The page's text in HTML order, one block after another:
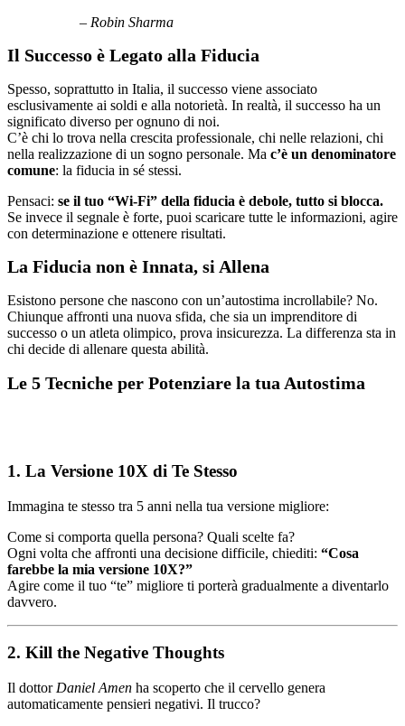
– Robin Sharma
Il Successo è Legato alla Fiducia
Spesso, soprattutto in Italia, il successo viene associato
esclusivamente ai soldi e alla notorietà. In realtà, il successo ha un
significato diverso per ognuno di noi.
C’è chi lo trova nella crescita professionale, chi nelle relazioni, chi
nella realizzazione di un sogno personale. Ma c’è un denominatore
comune: la fiducia in sé stessi.
Pensaci: se il tuo “Wi-Fi” della fiducia è debole, tutto si blocca.
Se invece il segnale è forte, puoi scaricare tutte le informazioni, agire
con determinazione e ottenere risultati.
La Fiducia non è Innata, si Allena
Esistono persone che nascono con un’autostima incrollabile? No.
Chiunque affronti una nuova sfida, che sia un imprenditore di
successo o un atleta olimpico, prova insicurezza. La differenza sta in
chi decide di allenare questa abilità.
Le 5 Tecniche per Potenziare la tua Autostima
1. La Versione 10X di Te Stesso
Immagina te stesso tra 5 anni nella tua versione migliore:
Come si comporta quella persona? Quali scelte fa?
Ogni volta che affronti una decisione difficile, chiediti: “Cosa
farebbe la mia versione 10X?”
Agire come il tuo “te” migliore ti porterà gradualmente a diventarlo
davvero.
2. Kill the Negative Thoughts
Il dottor Daniel Amen ha scoperto che il cervello genera
automaticamente pensieri negativi. Il trucco?